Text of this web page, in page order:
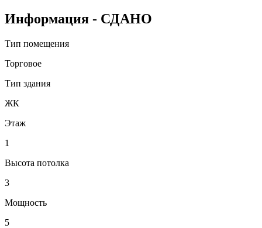
Информация - СДАНО
Тип помещения
Торговое
Тип здания
ЖК
Этаж
1
Высота потолка
3
Мощность
5